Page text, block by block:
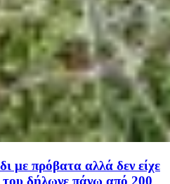
με πρόβατα αλλά δεν είχε
του δήλωνε πάνω από 200